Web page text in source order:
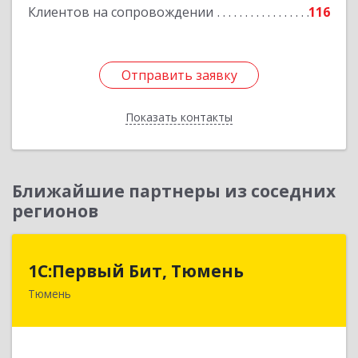
Клиентов на сопровождении 116
Отправить заявку
Показать контакты
Отправить заявку
Назад
Ближайшие партнеры из соседних
регионов
1С:Первый Бит, Тюмень
Тюмень
1С:Первый Бит, Тюмень
625000, Тюменская обл, Тюмень г, Республики